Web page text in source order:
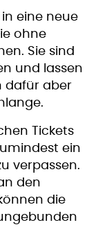
eine neue
ohne
Sie sind
und lassen
dafür aber
Tickets
ein
verpassen.
den
die